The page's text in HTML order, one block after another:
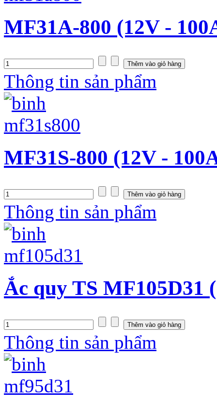
MF31A-800 (12V -
Thông tin sản phẩm
MF31S-800 (12V -
Thông tin sản phẩm
Ắc quy TS MF105D31
Thông tin sản phẩm